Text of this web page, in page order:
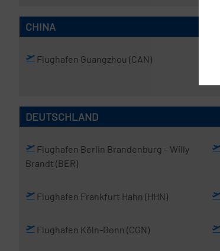
CHINA
Flughafen Guangzhou (CAN)
DEUTSCHLAND
Flughafen Berlin Brandenburg – Willy
Brandt (BER)
Flughafen Frankfurt Hahn (HHN)
Flughafen Köln-Bonn (CGN)